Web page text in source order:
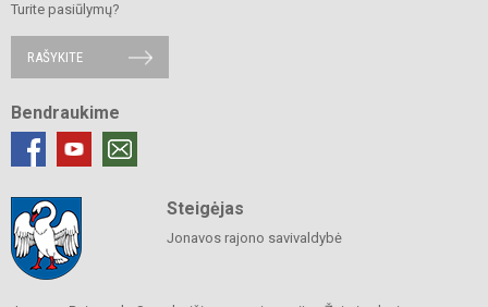
Turite pasiūlymų?
RAŠYKITE
Bendraukime
Steigėjas
Jonavos rajono savivaldybė